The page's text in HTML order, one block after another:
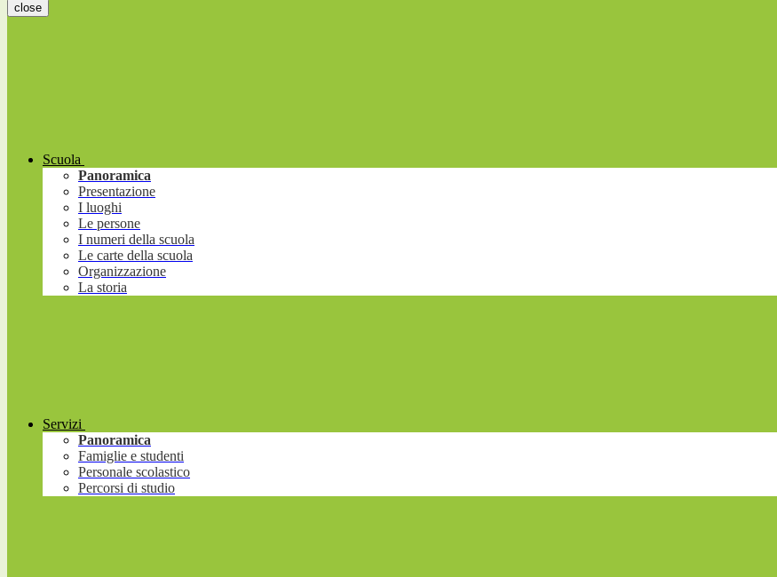
close
Scuola
Panoramica
Presentazione
I luoghi
Le persone
I numeri della scuola
Le carte della scuola
Organizzazione
La storia
Servizi
Panoramica
Famiglie e studenti
Personale scolastico
Percorsi di studio